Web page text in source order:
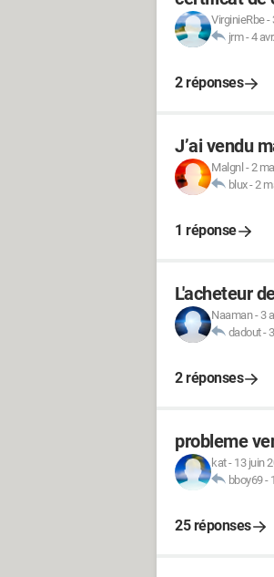
VirginieRbe-
jrm-4
2 réponses
J’ai vendu
Malgnl -2
blux-2
1 réponse
L'acheteur
Naaman- 3
dadout-
2 réponses
probleme
kat- 13 juin
bboy69-
25 réponses